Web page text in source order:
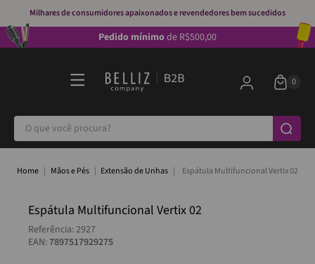
Milhares de consumidores apaixonados e revendedores bem sucedidos
Pedido mínimode R$500,00
O que você procura?
Mãos e Pés Extensão de Unhas Espátula Multifuncional Vertix 02
Espátula Multifuncional Vertix 02
Referência:2927
EAN:7897517929275